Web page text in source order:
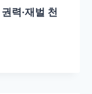
력·재벌 천